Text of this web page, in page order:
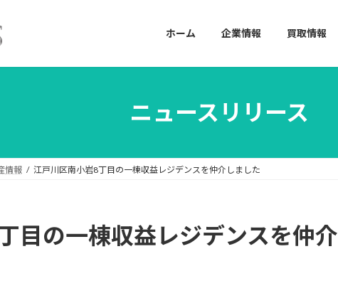
ホーム 企業情報 買取情報
ニュースリリース
情報 江戸川区南小岩8丁目の一棟収益レジデンスを仲介しました
目の一棟収益レジデンスを仲介